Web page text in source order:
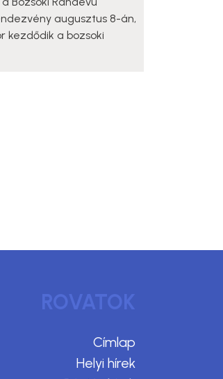
augusztus 8-án,
kezdődik a bozsoki
ROVATOK
Címlap
Helyi hírek